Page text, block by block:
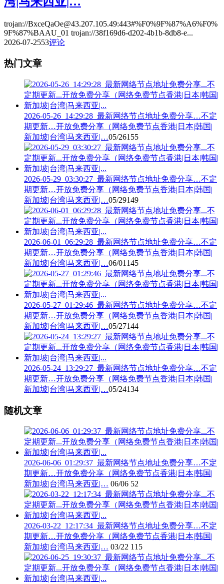
trojan://BxceQaOe@43.207.105.49:443#%F0%9F%87%A6%F0%
9F%87%BAAU_01 trojan://38f169d6-d202-4b1b-8db8-e...
2026-07-2553评论
热门文章
2026-05-26_14:29:28_最新网络节点地址免费分享…不定
期更新…开放免费分享（网络免费节点香港|日本|韩国|
新加坡|台湾|马来西亚|…05/26155
2026-05-29_03:30:27_最新网络节点地址免费分享…不定
期更新…开放免费分享（网络免费节点香港|日本|韩国|
新加坡|台湾|马来西亚|…05/29149
2026-06-01_06:29:28_最新网络节点地址免费分享…不定
期更新…开放免费分享（网络免费节点香港|日本|韩国|
新加坡|台湾|马来西亚|…06/01 145
2026-05-27_01:29:46_最新网络节点地址免费分享…不定
期更新…开放免费分享（网络免费节点香港|日本|韩国|
新加坡|台湾|马来西亚|…05/27144
2026-05-24_13:29:27_最新网络节点地址免费分享…不定
期更新…开放免费分享（网络免费节点香港|日本|韩国|
新加坡|台湾|马来西亚|…05/24134
随机文章
2026-06-06_01:29:37_最新网络节点地址免费分享…不定
期更新…开放免费分享（网络免费节点香港|日本|韩国|
新加坡|台湾|马来西亚|… 06/06 52
2026-03-22_12:17:34_最新网络节点地址免费分享…不定
期更新…开放免费分享（网络免费节点香港|日本|韩国|
新加坡|台湾|马来西亚|… 03/22 115